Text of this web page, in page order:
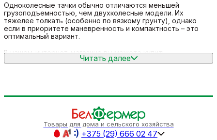
Одноколесные тачки обычно отличаются меньшей
грузоподъемностью, чем двухколесные модели. Их
тяжелее толкать (особенно по вязкому грунту), однако
если в приоритете маневренность и компактность – это
оптимальный вариант.
В нашем-интернет-магазине вы можете купить
одноколесные тачки авторитетных брендов: «Фермер»
Читать далее
Товары для дома и сельского хозяйства
+375 (29) 666 02 47